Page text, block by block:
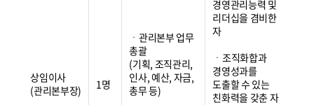
상임이사
(관리본부장)
1명
ㆍ관리본부 업무
총괄
(기획, 조직관리,
인사, 예산, 자금,
총무 등)
경영관리능력 및
리더십을 겸비한
자
ㆍ조직화합과
경영성과를
도출할 수 있는
친화력을 갖춘 자